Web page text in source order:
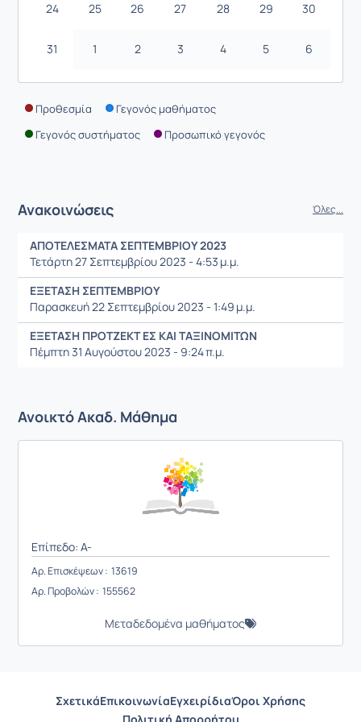
24 25 26 27 28 29 30
31 1 2 3 4 5 6
Προθεσμία
Γεγονός μαθήματος
Γεγονός συστήματος
Προσωπικό γεγονός
Ανακοινώσεις Όλες...
ΑΠΟΤΕΛΕΣΜΑΤΑ ΣΕΠΤΕΜΒΡΙΟΥ 2023
Τετάρτη 27 Σεπτεμβρίου 2023 - 4:53 μ.μ.
ΕΞΕΤΑΣΗ ΣΕΠΤΕΜΒΡΙΟΥ
Παρασκευή 22 Σεπτεμβρίου 2023 - 1:49 μ.μ.
ΕΞΕΤΑΣΗ ΠΡΟΤΖΕΚΤ ΕΣ ΚΑΙ ΤΑΞΙΝΟΜΙΤΩΝ
Πέμπτη 31 Αυγούστου 2023 - 9:24 π.μ.
Ανοικτό Ακαδ. Μάθημα
Επίπεδο: A-
Αρ. Επισκέψεων : 13619
Αρ. Προβολών : 155562
Μεταδεδομένα μαθήματος
ΣχετικάΕπικοινωνίαΕγχειρίδιαΌροι Χρήσης